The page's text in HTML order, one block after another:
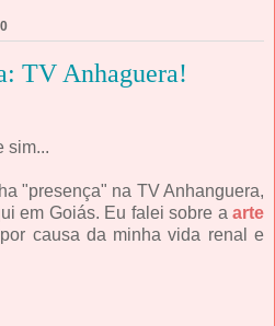
TV Anhaguera!
sim...
"presença" na TV Anhanguera,
em Goiás. Eu falei sobre a arte
causa da minha vida renal e